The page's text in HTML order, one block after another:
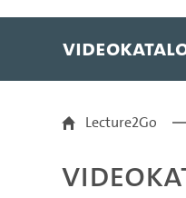
Lecture2Go